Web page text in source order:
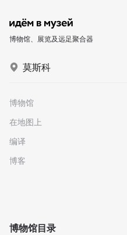
博物馆、展览及远足聚合器
莫斯科
博物馆
在地图上
编译
博客
博物馆目录